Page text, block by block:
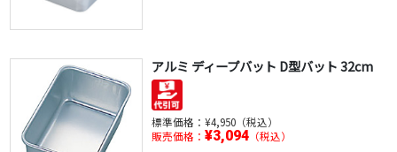
アルミ ディープバット D型バット 32cm
標準価格： ¥4,950（税込）
販売価格： ¥3,094（税込）